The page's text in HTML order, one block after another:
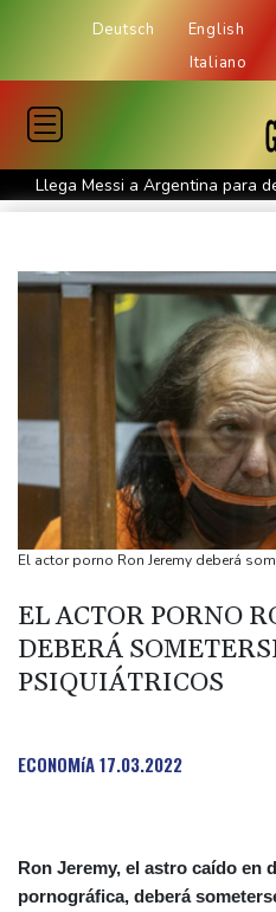
Deutsch English
Italiano
Llega Messi a Argentina para
muerte
socavar a su presidente"
Erupción del Etna obliga a
Bulgaria convoca al
dron en su territorio
Muere el padre de Lionel
del ídolo mundial
Una niña herida muere y
tiroteo en escuela tailandesa
ante aumento de lesiones
Muere el padre de Lionel
Apple y OpenAI escalan su
Ucrania se despide de un
El actor porno Ron Jeremy deberá
EL ACTOR PORNO
DEBERÁ
PSIQUIÁTRICOS
ECONOMíA17.03.2022
Ron Jeremy, el astro caído en
pornográfica, deberá